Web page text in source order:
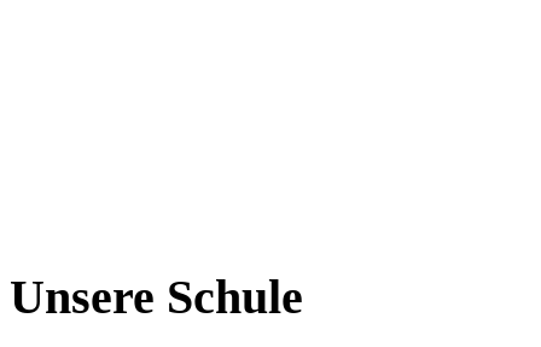
Unsere Schule